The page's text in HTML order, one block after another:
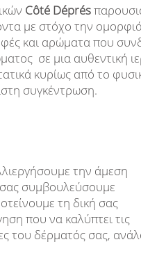
Côté Déprés
με στόχο την
και αρώματα που
σε μια αυθεντική
κυρίως από το
συγκέντρωση.
την άμεση
συμβουλεύσουμε
τη δική σας
που να καλύπτει τις
του δέρματός σας,